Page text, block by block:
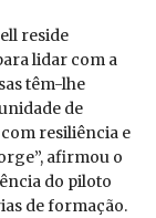
reside
lidar com a
têm-lhe
de
resiliência e
afirmou o
do piloto
de formação.